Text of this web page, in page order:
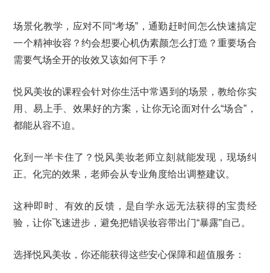
场景化教学，应对不同“考场”，通勤赶时间怎么快速搞定
一个精神妆容？约会想要心机伪素颜怎么打造？重要场合
需要气场全开的妆效又该如何下手？
悦风美妆的课程会针对你生活中常遇到的场景，教给你实
用、易上手、效果好的方案，让你无论面对什么“场合”，
都能从容不迫。
化到一半卡住了？悦风美妆老师立刻就能发现，现场纠
正。化完的效果，老师会从专业角度给出调整建议。
这种即时、有效的反馈，是自学永远无法获得的宝贵经
验，让你飞速进步，避免把错误妆容带出门“暴露”自己。
选择悦风美妆，你还能获得这些安心保障和超值服务：